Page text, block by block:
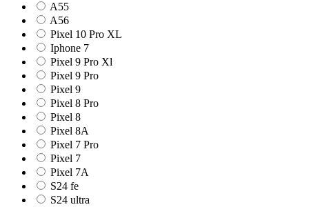
A55
A56
Pixel 10 Pro XL
Iphone 7
Pixel 9 Pro Xl
Pixel 9 Pro
Pixel 9
Pixel 8 Pro
Pixel 8
Pixel 8A
Pixel 7 Pro
Pixel 7
Pixel 7A
S24 fe
S24 ultra